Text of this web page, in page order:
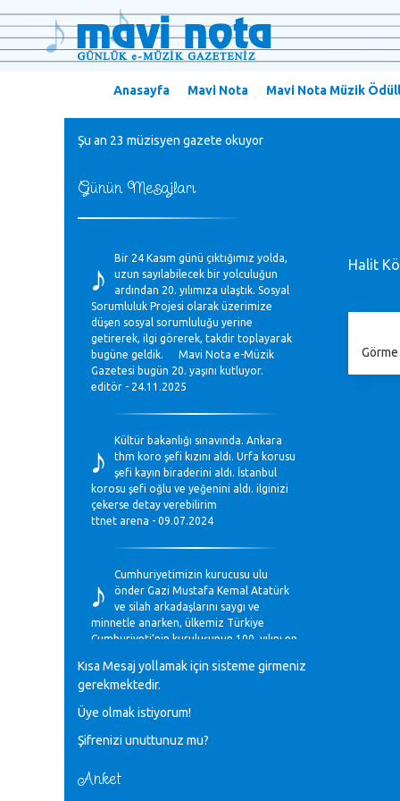
Anasayfa Mavi Nota Mavi Nota Müzik
Şu an 23 müzisyen gazete okuyor
Günün Mesajları
♪
Bir 24 Kasım günü çıktığımız yolda,
uzun sayılabilecek bir yolculuğun
ardından 20. yılımıza ulaştık. Sosyal
Sorumluluk Projesi olarak üzerimize
düşen sosyal sorumluluğu yerine
getirerek, ilgi görerek, takdir toplayarak
bugüne geldik. Mavi Nota e-Müzik
Gazetesi bugün 20. yaşını kutluyor.
editör - 24.11.2025
♪
Kültür bakanlığı sınavında. Ankara
thm koro şefi kızını aldı. Urfa korusu
şefi kayın biraderini aldı. İstanbul
korosu şefi oğlu ve yeğenini aldı. ilginizi
çekerse detay verebilirim
ttnet arena - 09.07.2024
♪
Cumhuriyetimizin kurucusu ulu
önder Gazi Mustafa Kemal Atatürk
ve silah arkadaşlarını saygı ve
minnetle anarken, ülkemiz Türkiye
Cumhuriyeti’nin kuruluşunun 100. yılını en
Mavi Nota - 28.10.2023
♪
Müzik Bölümlerinin Eğitim
Gülşah Sargın Kaptaş - 28.10.2023
Kısa Mesaj yollamak için sisteme girmeniz
gerekmektedir.
Üye olmak istiyorum!
Şifrenizi unuttunuz mu?
Anket
Halit